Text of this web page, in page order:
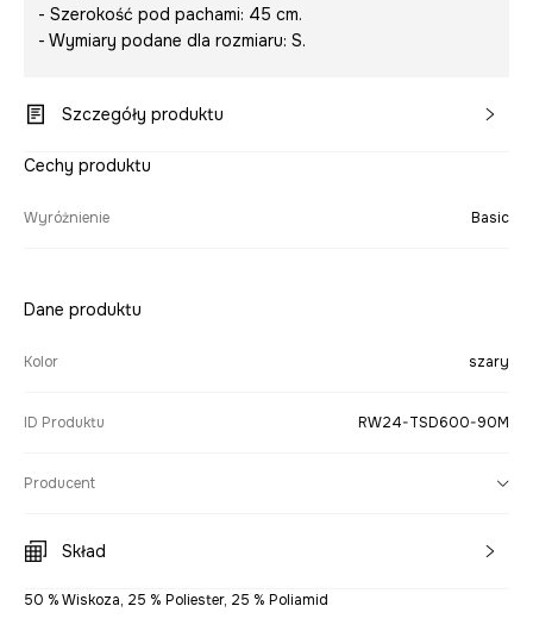
- Szerokość pod pachami: 45 cm.
- Wymiary podane dla rozmiaru: S.
Szczegóły produktu
Cechy produktu
Wyróżnienie Basic
Dane produktu
Kolor szary
ID Produktu RW24-TSD600-90M
Producent
Skład
50 % Wiskoza, 25 % Poliester, 25 % Poliamid